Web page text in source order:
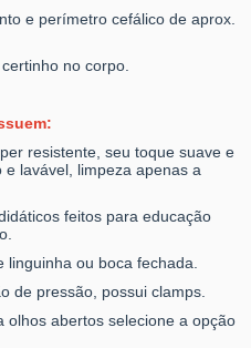
e perímetro cefálico de aprox.
no corpo.
resistente, seu toque suave e
lavável, limpeza apenas a
feitos para educação
ou boca fechada.
de pressão, possui clamps.
olhos abertos selecione a opção